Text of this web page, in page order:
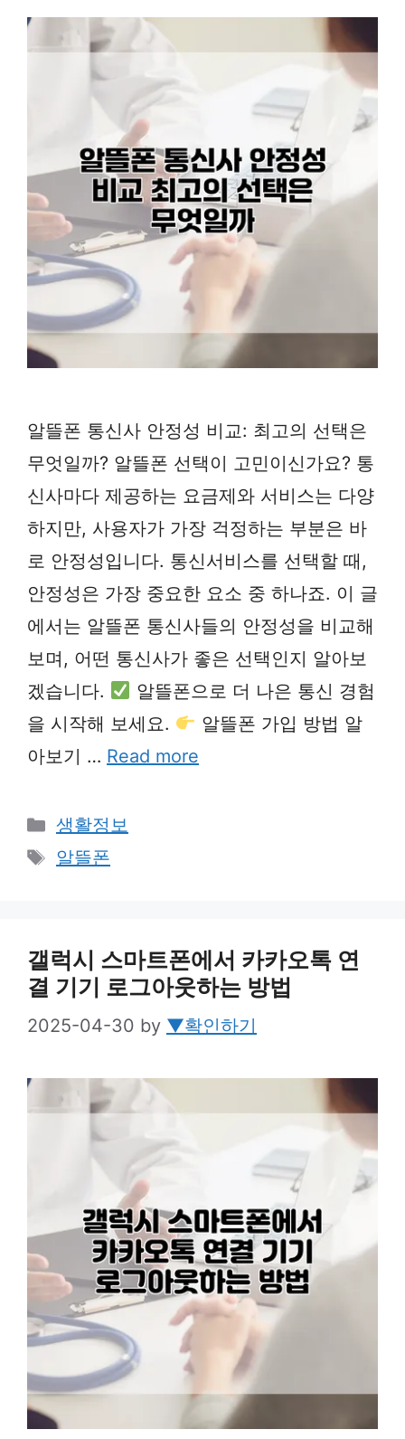
알뜰폰 통신사 안정성 비교: 최고의 선택은
무엇일까? 알뜰폰 선택이 고민이신가요? 통
신사마다 제공하는 요금제와 서비스는 다양
하지만, 사용자가 가장 걱정하는 부분은 바
로 안정성입니다. 통신서비스를 선택할 때,
안정성은 가장 중요한 요소 중 하나죠. 이 글
에서는 알뜰폰 통신사들의 안정성을 비교해
보며, 어떤 통신사가 좋은 선택인지 알아보
겠습니다.
알뜰폰으로 더 나은 통신 경험
을 시작해 보세요.
알뜰폰 가입 방법 알
아보기 … Read more
Categories
생활정보
Tags
알뜰폰
갤럭시 스마트폰에서 카카오톡 연
결 기기 로그아웃하는 방법
2025-04-30 by ▼확인하기